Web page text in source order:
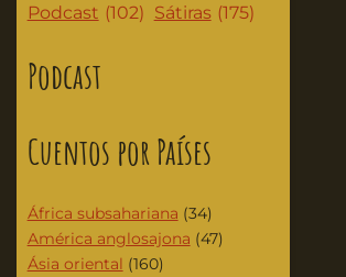
Podcast (102) Sátiras (175)
Podcast
Cuentos por Países
África subsahariana (34)
América anglosajona (47)
Ásia oriental (160)